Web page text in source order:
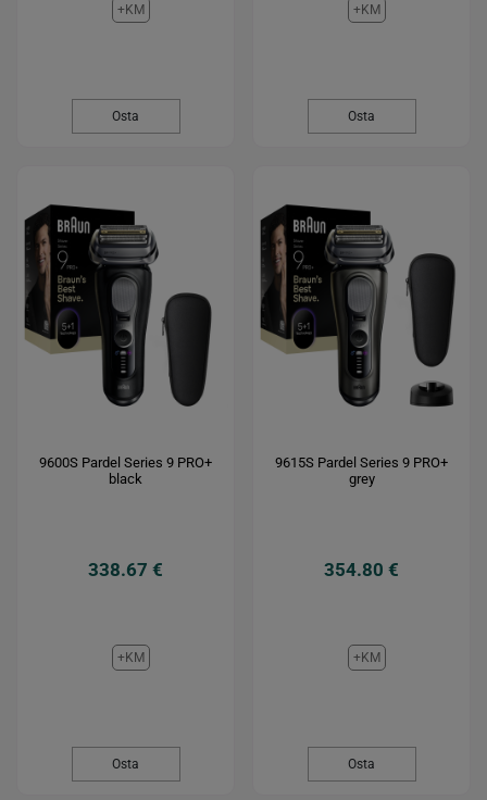
+KM
Osta
+KM
Osta
9600S Pardel Series 9 PRO+
black
338.67 €
+KM
Osta
9615S Pardel Series 9 PRO+
grey
354.80 €
+KM
Osta